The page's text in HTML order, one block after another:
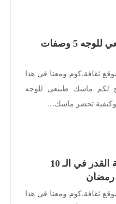
اروع ماسك طبيعي للوجه 5 وصفات
ثقافة.كوم ومعنا في هذا
لكم ماسك طبيعي للوجه
وكيفية تحضر ماسك…
أفضل أعمال ليلة القدر في الـ 10
رمضان
ثقافة.كوم ومعنا في هذا